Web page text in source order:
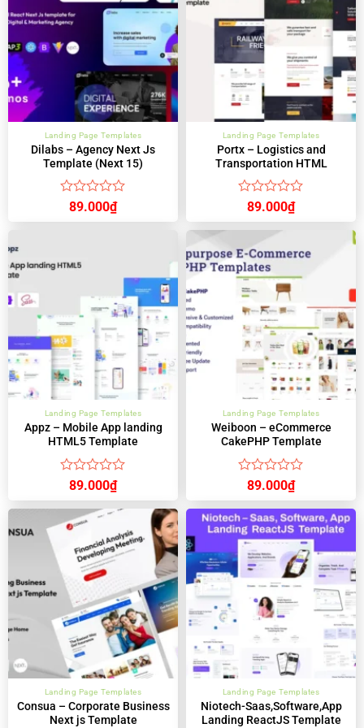
Landing Page Templates
Dilabs – Agency Next Js
Template (Next 15)
Được
sao
89.000₫
Landing Page Templates
Portx – Logistics and
Transportation HTML
Template
Được
5
sao
89.000₫
Landing Page Templates
Appz – Mobile App landing
HTML5 Template
Được
hạng
0
sao
89.000₫
Landing Page Templates
Weiboon – eCommerce
CakePHP Template
Được
hạng
0
5
sao
89.000₫
Landing Page Templates
Consua – Corporate Business
Next js Template
Landing Page Templates
Niotech-Saas,Software,App
Landing ReactJS Template